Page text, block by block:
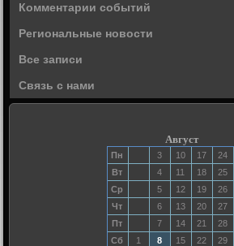
Комментарии событий
Региональные новости
Все записи
Связь с нами
Август
Пн 3 10 17 24
Вт
4 11 18
25
Ср
5 12 19
26
Чт
6 13 20
27
Пт
7 14 21
28
Сб
1 8 15 22
29